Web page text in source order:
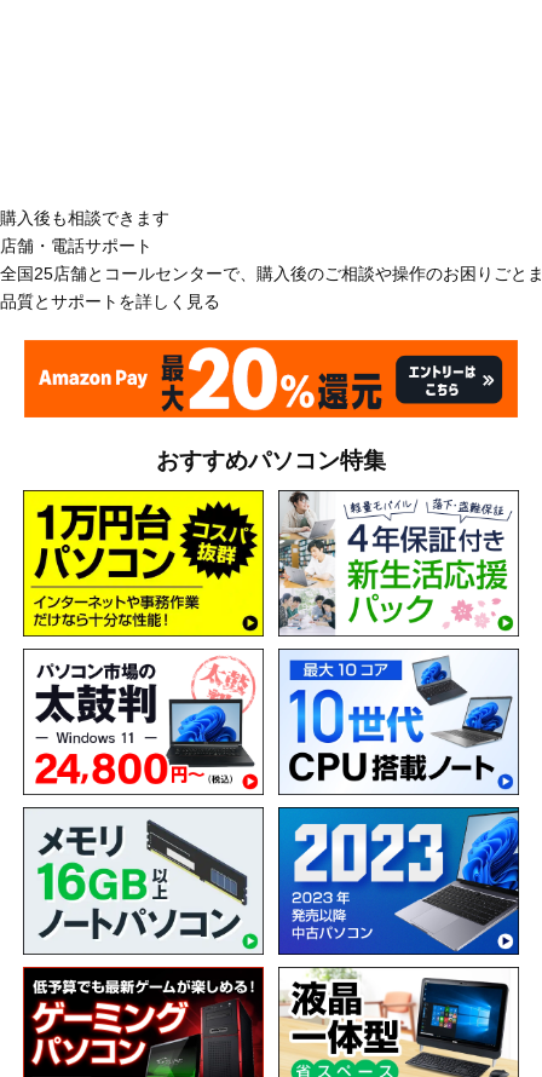
購入後も相談できます
店舗・電話サポート
全国25店舗とコールセンターで、購入後のご相談や操作のお困りごと
品質とサポートを詳しく見る
おすすめパソコン特集